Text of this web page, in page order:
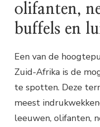
olifanten,
buffels en
Een van de
Zuid-Afrika is de
te spotten. Deze
meest
leeuwen, olifanten,